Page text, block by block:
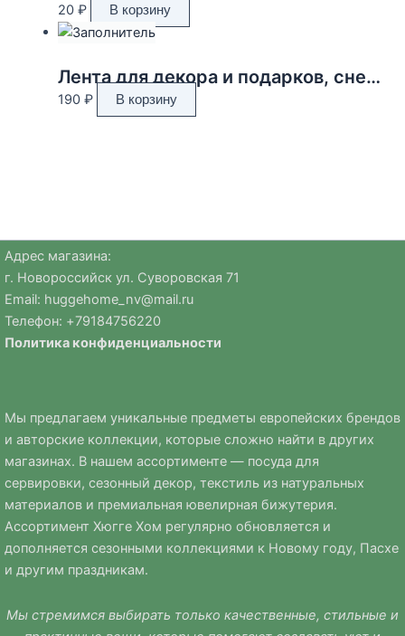
20 ₽ В корзину
Лента для декора и подарков, снежинки, 2 см х 45 м
190 ₽ В корзину
Адрес магазина:
г. Новороссийск ул. Суворовская 71
Email: huggehome_nv@mail.ru
Телефон: +79184756220
Политика конфиденциальности
Мы предлагаем уникальные предметы европейских брендов
и авторские коллекции, которые сложно найти в других
магазинах. В нашем ассортименте — посуда для
сервировки, сезонный декор, текстиль из натуральных
материалов и премиальная ювелирная бижутерия.
Ассортимент Хюгге Хом регулярно обновляется и
дополняется сезонными коллекциями к Новому году, Пасхе
и другим праздникам.
Мы стремимся выбирать только качественные, стильные и